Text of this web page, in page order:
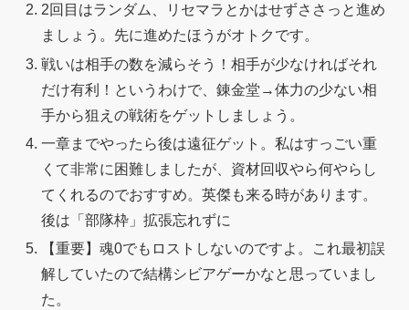
2回目はランダム、リセマラとかはせずささっと進め
ましょう。先に進めたほうがオトクです。
戦いは相手の数を減らそう！相手が少なければそれ
だけ有利！というわけで、錬金堂→体力の少ない相
手から狙えの戦術をゲットしましょう。
一章までやったら後は遠征ゲット。私はすっごい重
くて非常に困難しましたが、資材回収やら何やらし
てくれるのでおすすめ。英傑も来る時があります。
後は「部隊枠」拡張忘れずに
【重要】魂0でもロストしないのですよ。これ最初誤
解していたので結構シビアゲーかなと思っていまし
た。